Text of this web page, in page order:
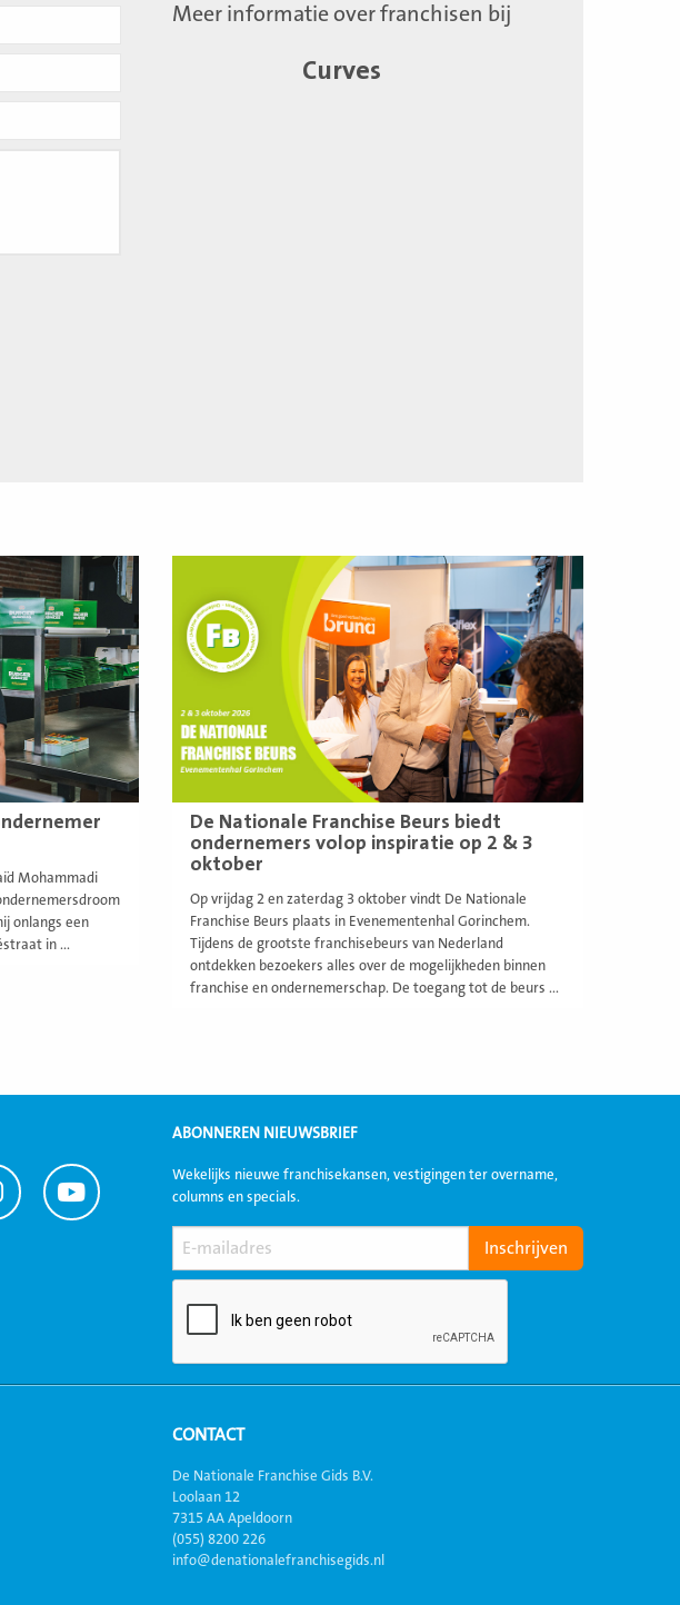
Meer informatie over franchisen bij
Curves
Mohammadi
onlangs een
in ...
De Nationale Franchise Beurs biedt
ondernemers volop inspiratie op 2 & 3
oktober
Op vrijdag 2 en zaterdag 3 oktober vindt De Nationale
Franchise Beurs plaats in Evenementenhal Gorinchem.
Tijdens de grootste franchisebeurs van Nederland
ontdekken bezoekers alles over de mogelijkheden binnen
franchise en ondernemerschap. De toegang tot de beurs ...
Ga
naar
ABONNEREN NIEUWSBRIEF
Wekelijks nieuwe franchisekansen, vestigingen ter overname,
columns en specials.
CONTACT
De Nationale Franchise Gids B.V.
Loolaan 12
7315 AA Apeldoorn
(055) 8200 226
info@denationalefranchisegids.nl